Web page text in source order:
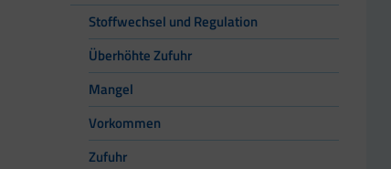
Stoffwechsel und Regulation
Überhöhte Zufuhr
Mangel
Vorkommen
Zufuhr